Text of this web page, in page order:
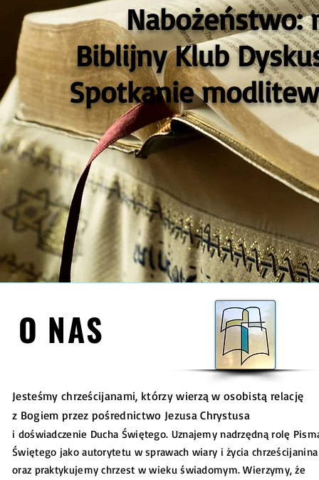
O N A S
Jesteśmy chrześcijanami, którzy wierzą w osobistą relację
z Bogiem przez pośrednictwo Jezusa Chrystusa
i doświadczenie Ducha Świętego. Uznajemy nadrzędną rolę
Świętego jako autorytetu w sprawach wiary i życia chrześcijanina
oraz praktykujemy chrzest w wieku świadomym. Wierzymy, że
Nabożeństwo:
Biblijny Klub
Spotkanie